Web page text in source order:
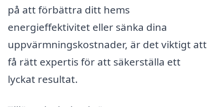
på att förbättra ditt hems
energieffektivitet eller sänka dina
uppvärmningskostnader, är det viktigt att
få rätt expertis för att säkerställa ett
lyckat resultat.